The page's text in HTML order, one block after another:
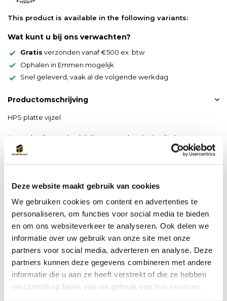
Deze website maakt gebruik van cookies
We gebruiken cookies om content en advertenties te
personaliseren, om functies voor social media te bieden
en om ons websiteverkeer te analyseren. Ook delen we
informatie over uw gebruik van onze site met onze
partners voor social media, adverteren en analyse. Deze
partners kunnen deze gegevens combineren met andere
informatie die u aan ze heeft verstrekt of die ze hebben
verzameld op basis van uw gebruik van hun services.
This product is available in the following variants:
Wat kunt u bij ons verwachten?
Gratis verzonden vanaf €500 ex. btw
Ophalen in Emmen mogelijk
Snel geleverd, vaak al de volgende werkdag
Productomschrijving
HPS platte vijzel
Kan gebruikt worden bij diverse merken hydraulische pompen
behalve bij Hi-Force ook bij bijvoorbeeld Enerpac.
Productspecificaties
Artikelnummer HPS500
Do you have a question about this product?